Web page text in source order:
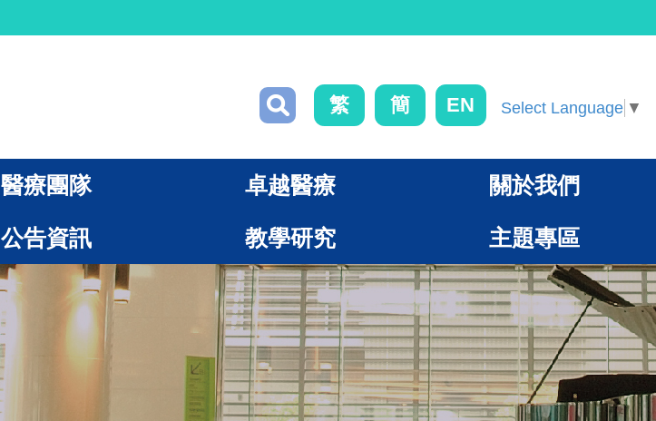
繁 簡 EN Select Language ▼
醫療團隊 卓越醫療 關於我們
公告資訊 教學研究 主題專區